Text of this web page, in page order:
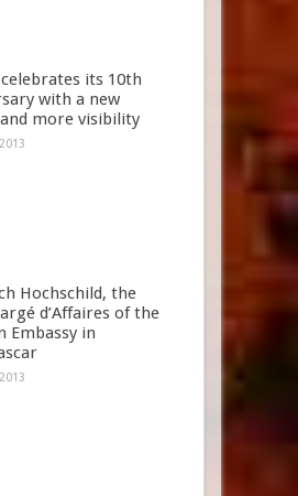
its 10th
with a new
more visibility
Hochschild, the
d’Affaires of the
Embassy in